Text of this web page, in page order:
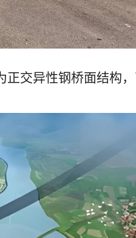
正交异性钢桥面结构